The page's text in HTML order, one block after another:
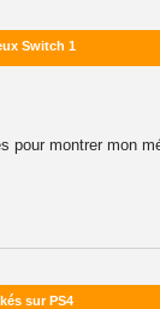
Switch 1
pour montrer mon
sur PS4